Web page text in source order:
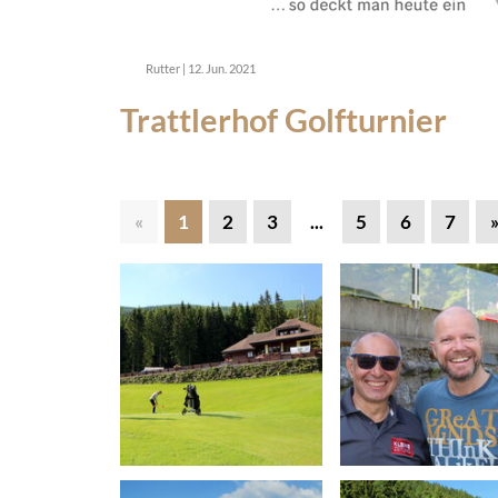
Rutter 12. Jun. 2021
Trattlerhof Golfturnier
« 1 2 3 ... 5 6 7 »